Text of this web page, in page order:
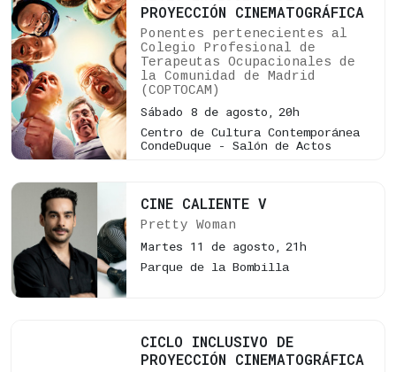
PROYECCIÓN CINEMATOGRÁFICA
Ponentes pertenecientes al
Colegio Profesional de
Terapeutas Ocupacionales de
la Comunidad de Madrid
(COPTOCAM)
Sábado 8 de agosto, 20h
Centro de Cultura Contemporánea
CondeDuque - Salón de Actos
CINE CALIENTE V
Pretty Woman
Martes 11 de agosto, 21h
Parque de la Bombilla
CICLO INCLUSIVO DE
PROYECCIÓN CINEMATOGRÁFICA